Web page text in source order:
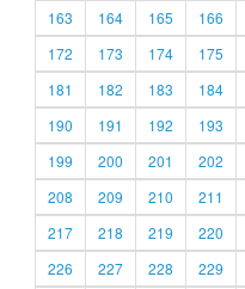
163
164 165 166
172
173 174 175
181
182 183 184
190
191 192 193
199
200 201 202
208
209 210 211
217
218 219 220
226
227 228 229